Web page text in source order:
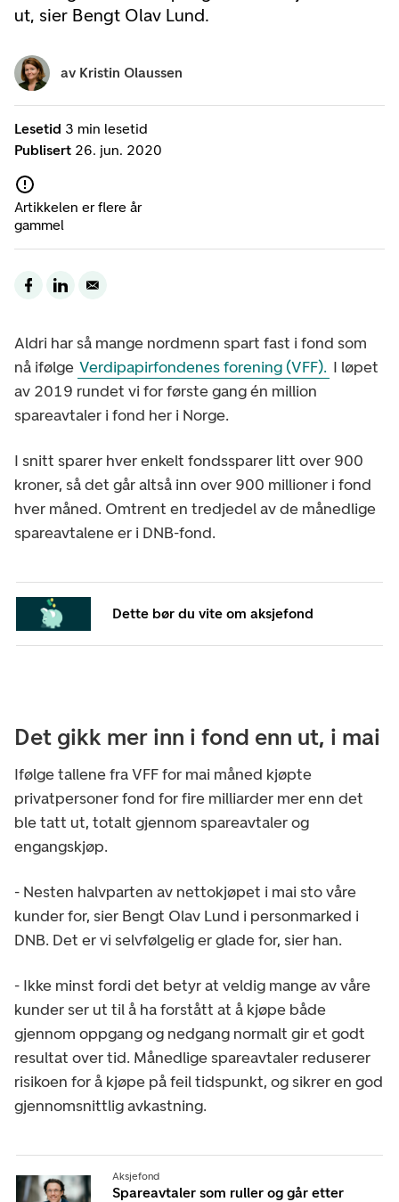
ut, sier Bengt Olav Lund.
Lesetid 3 min lesetid
Publisert 26. jun. 2020
Artikkelen er flere år
gammel
av Kristin Olaussen
Aldri har så mange nordmenn spart fast i fond som
nå ifølge Verdipapirfondenes forening (VFF). I løpet
av 2019 rundet vi for første gang én million
spareavtaler i fond her i Norge.
I snitt sparer hver enkelt fondssparer litt over 900
kroner, så det går altså inn over 900 millioner i fond
hver måned. Omtrent en tredjedel av de månedlige
spareavtalene er i DNB-fond.
Dette bør du vite om aksjefond
Det gikk mer inn i fond enn ut, i mai
Ifølge tallene fra VFF for mai måned kjøpte
privatpersoner fond for fire milliarder mer enn det
ble tatt ut, totalt gjennom spareavtaler og
engangskjøp.
- Nesten halvparten av nettokjøpet i mai sto våre
kunder for, sier Bengt Olav Lund i personmarked i
DNB. Det er vi selvfølgelig er glade for, sier han.
- Ikke minst fordi det betyr at veldig mange av våre
kunder ser ut til å ha forstått at å kjøpe både
gjennom oppgang og nedgang normalt gir et godt
resultat over tid. Månedlige spareavtaler reduserer
risikoen for å kjøpe på feil tidspunkt, og sikrer en god
gjennomsnittlig avkastning.
Aksjefond
Spareavtaler som ruller og går etter